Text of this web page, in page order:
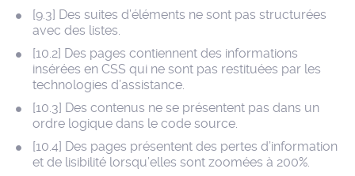
[9.3] Des suites d’éléments ne sont pas structurées
avec des listes.
[10.2] Des pages contiennent des informations
insérées en CSS qui ne sont pas restituées par les
technologies d’assistance.
[10.3] Des contenus ne se présentent pas dans un
ordre logique dans le code source.
[10.4] Des pages présentent des pertes d’information
et de lisibilité lorsqu’elles sont zoomées à 200%.